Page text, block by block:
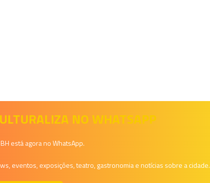
NO WHATSAPP
está agora no WhatsApp.
eventos, exposições, teatro, gastronomia e notícias sobre a cidade.